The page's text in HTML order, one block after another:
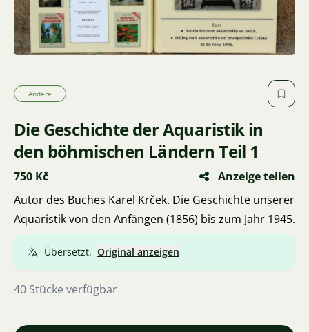
Andere
Die Geschichte der Aquaristik in
den böhmischen Ländern Teil 1
750 Kč
Anzeige teilen
Autor des Buches Karel Krček. Die Geschichte unserer
Aquaristik von den Anfängen (1856) bis zum Jahr 1945.
Übersetzt. Original anzeigen
40 Stücke verfügbar